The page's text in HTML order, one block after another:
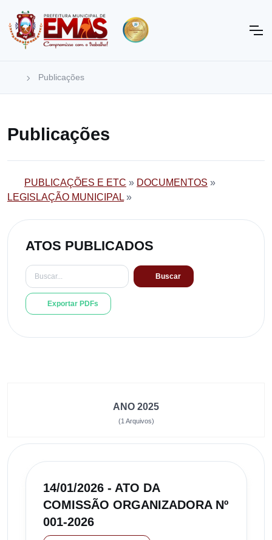
Publicações
Publicações
PUBLICAÇÕES E ETC » DOCUMENTOS »
LEGISLAÇÃO MUNICIPAL »
ATOS PUBLICADOS
Buscar
Exportar PDFs
ANO 2025
(1 Arquivos)
14/01/2026 - ATO DA
COMISSÃO ORGANIZADORA Nº
001-2026